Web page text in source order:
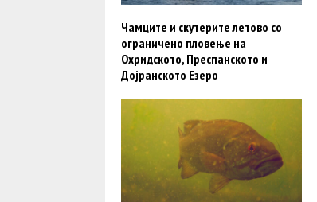
Чамците и скутерите летово со
ограничено пловење на
Охридското, Преспанското и
Дојранското Езеро